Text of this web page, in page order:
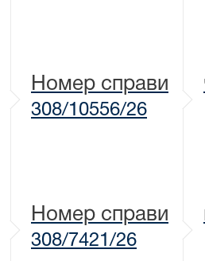
Номер справи
308/10556/26
Номер справи
308/7421/26